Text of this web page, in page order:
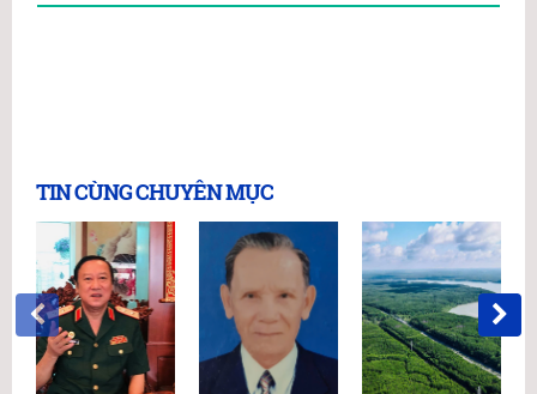
TIN CÙNG CHUYÊN MỤC